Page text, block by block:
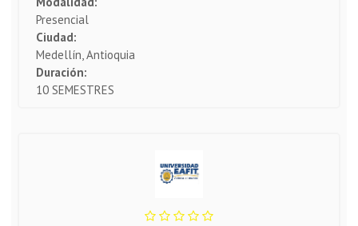
Presencial
Ciudad:
Medellín, Antioquia
Duración:
10 SEMESTRES